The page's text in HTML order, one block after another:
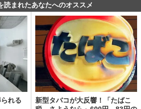
読まれたあなたへのオススメ
れる
新型タバコが大反響！「たばこ